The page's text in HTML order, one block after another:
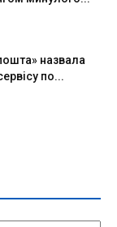
назвала
по...